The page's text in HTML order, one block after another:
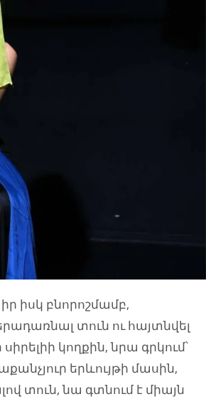
իր իսկ բնորոշմամբ,
տուն ու հայտնվել
կողքին, նրա գրկում՝
երևույթի մասին,
տուն, նա գտնում է միայն